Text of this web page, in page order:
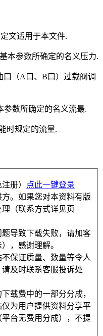
文适用于本文件.
本参数所确定的名义压力.
口（A口、B口）过载阀调
参数所确定的名义流最.
时规定的流量.
册）
点此一键登录
。如果您对本资料有版
（联系方式详见页
导致下载失败，请加客
，感谢理解。
保证质量、数量等令人
及时联系客服投诉处
载费中的一部分分成，
为用户提供资料分享平
台无费用分成），不提